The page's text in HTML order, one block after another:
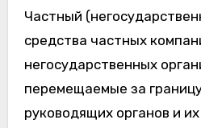
Частный
средства частных
негосударственных
перемещаемые за
руководящих органов и